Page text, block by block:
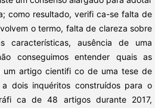
como resultado, verifi ca-se falta de
o termo, falta de clareza sobre
características, ausência de uma
conseguimos entender quais as
um artigo cientifi co de uma tese de
a dois inquéritos construídos para o
ca de 48 artigos durante 2017,